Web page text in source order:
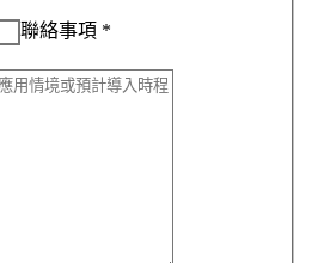
聯絡事項 *